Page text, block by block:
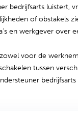
bedrijfsarts luistert,
of obstakels
en werkgever over
voor de
tussen